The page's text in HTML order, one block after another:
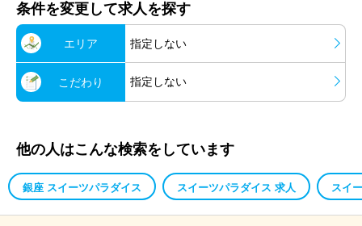
条件を変更して求人を探す
エリア 指定しない
こだわり 指定しない
他の人はこんな検索をしています
銀座 スイーツパラダイス スイーツパラダイス 求人 スイ